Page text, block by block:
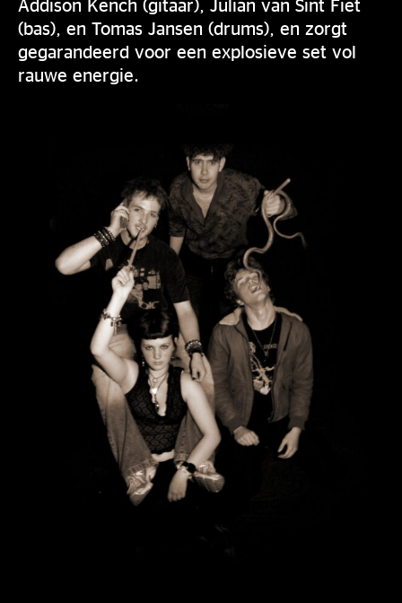
Addison Kench (gitaar), Julian van Sint Fiet
(bas), en Tomas Jansen (drums), en zorgt
gegarandeerd voor een explosieve set vol
rauwe energie.